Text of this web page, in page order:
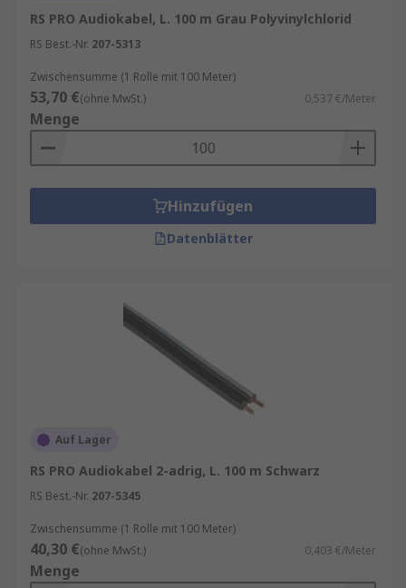
RS PRO Audiokabel, L. 100 m Grau Polyvinylchlorid
RS Best.-Nr. 207-5313
Zwischensumme (1 Rolle mit 100 Meter)
53,70 €(ohne MwSt.) 0,537 €/Meter
Menge
Hinzufügen
Datenblätter
Auf Lager
RS PRO Audiokabel 2-adrig, L. 100 m Schwarz
RS Best.-Nr. 207-5345
Zwischensumme (1 Rolle mit 100 Meter)
40,30 €(ohne MwSt.) 0,403 €/Meter
Menge